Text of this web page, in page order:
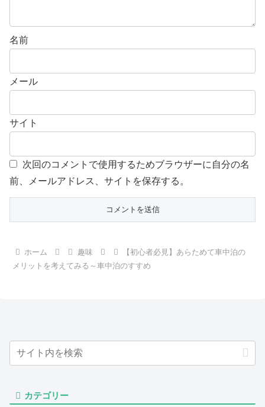
名前
メール
サイト
次回のコメントで使用するためブラウザーに自分の名
前、メールアドレス、サイトを保存する。
ホーム 趣味
【初心者必見】あらためて車中泊の
メリットを考えてみる～車中泊のすすめ
カテゴリー